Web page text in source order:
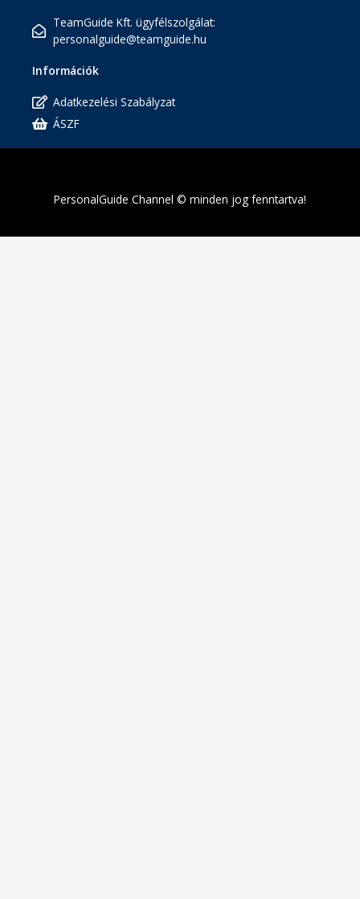
TeamGuide Kft. ügyfélszolgálat:
personalguide@teamguide.hu
Információk
Adatkezelési Szabályzat
ÁSZF
PersonalGuide Channel © minden jog fenntartva!